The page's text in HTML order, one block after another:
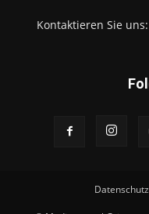
Kontaktieren Sie uns: